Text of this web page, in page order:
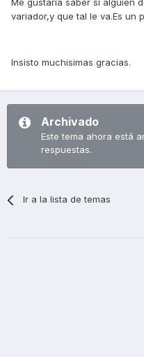
Me gustaria saber si alguien
variador,y que tal le va.Es un
Insisto muchisimas gracias.
Archivado
Este tema ahora está
respuestas.
Ir a la lista de temas